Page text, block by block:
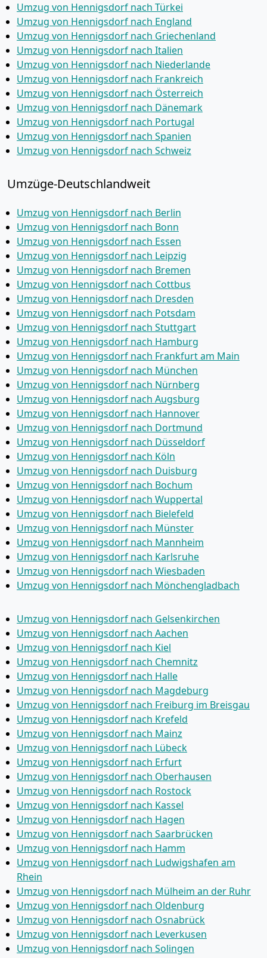
Umzug von Hennigsdorf nach Türkei
Umzug von Hennigsdorf nach England
Umzug von Hennigsdorf nach Griechenland
Umzug von Hennigsdorf nach Italien
Umzug von Hennigsdorf nach Niederlande
Umzug von Hennigsdorf nach Frankreich
Umzug von Hennigsdorf nach Österreich
Umzug von Hennigsdorf nach Dänemark
Umzug von Hennigsdorf nach Portugal
Umzug von Hennigsdorf nach Spanien
Umzug von Hennigsdorf nach Schweiz
Umzüge-Deutschlandweit
Umzug von Hennigsdorf nach Berlin
Umzug von Hennigsdorf nach Bonn
Umzug von Hennigsdorf nach Essen
Umzug von Hennigsdorf nach Leipzig
Umzug von Hennigsdorf nach Bremen
Umzug von Hennigsdorf nach Cottbus
Umzug von Hennigsdorf nach Dresden
Umzug von Hennigsdorf nach Potsdam
Umzug von Hennigsdorf nach Stuttgart
Umzug von Hennigsdorf nach Hamburg
Umzug von Hennigsdorf nach Frankfurt am Main
Umzug von Hennigsdorf nach München
Umzug von Hennigsdorf nach Nürnberg
Umzug von Hennigsdorf nach Augsburg
Umzug von Hennigsdorf nach Hannover
Umzug von Hennigsdorf nach Dortmund
Umzug von Hennigsdorf nach Düsseldorf
Umzug von Hennigsdorf nach Köln
Umzug von Hennigsdorf nach Duisburg
Umzug von Hennigsdorf nach Bochum
Umzug von Hennigsdorf nach Wuppertal
Umzug von Hennigsdorf nach Bielefeld
Umzug von Hennigsdorf nach Münster
Umzug von Hennigsdorf nach Mannheim
Umzug von Hennigsdorf nach Karlsruhe
Umzug von Hennigsdorf nach Wiesbaden
Umzug von Hennigsdorf nach Mönchen­gladbach
Umzug von Hennigsdorf nach Gelsenkirchen
Umzug von Hennigsdorf nach Aachen
Umzug von Hennigsdorf nach Kiel
Umzug von Hennigsdorf nach Chemnitz
Umzug von Hennigsdorf nach Halle
Umzug von Hennigsdorf nach Magdeburg
Umzug von Hennigsdorf nach Freiburg im Breisgau
Umzug von Hennigsdorf nach Krefeld
Umzug von Hennigsdorf nach Mainz
Umzug von Hennigsdorf nach Lübeck
Umzug von Hennigsdorf nach Erfurt
Umzug von Hennigsdorf nach Oberhausen
Umzug von Hennigsdorf nach Rostock
Umzug von Hennigsdorf nach Kassel
Umzug von Hennigsdorf nach Hagen
Umzug von Hennigsdorf nach Saarbrücken
Umzug von Hennigsdorf nach Hamm
Umzug von Hennigsdorf nach Ludwigshafen am
Rhein
Umzug von Hennigsdorf nach Mülheim an der Ruhr
Umzug von Hennigsdorf nach Oldenburg
Umzug von Hennigsdorf nach Osnabrück
Umzug von Hennigsdorf nach Leverkusen
Umzug von Hennigsdorf nach Solingen